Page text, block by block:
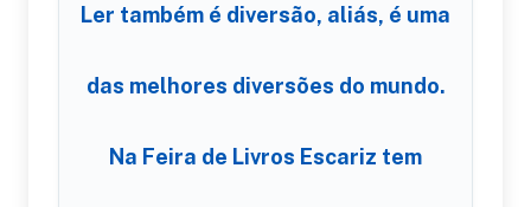
Ler também é diversão, aliás, é uma
das melhores diversões do mundo.
Na Feira de Livros Escariz tem